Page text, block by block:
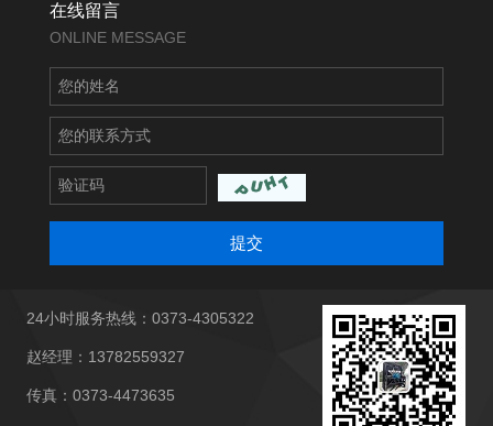
在线留言
ONLINE MESSAGE
提交
24小时服务热线：0373-4305322
赵经理：13782559327
传真：0373-4473635